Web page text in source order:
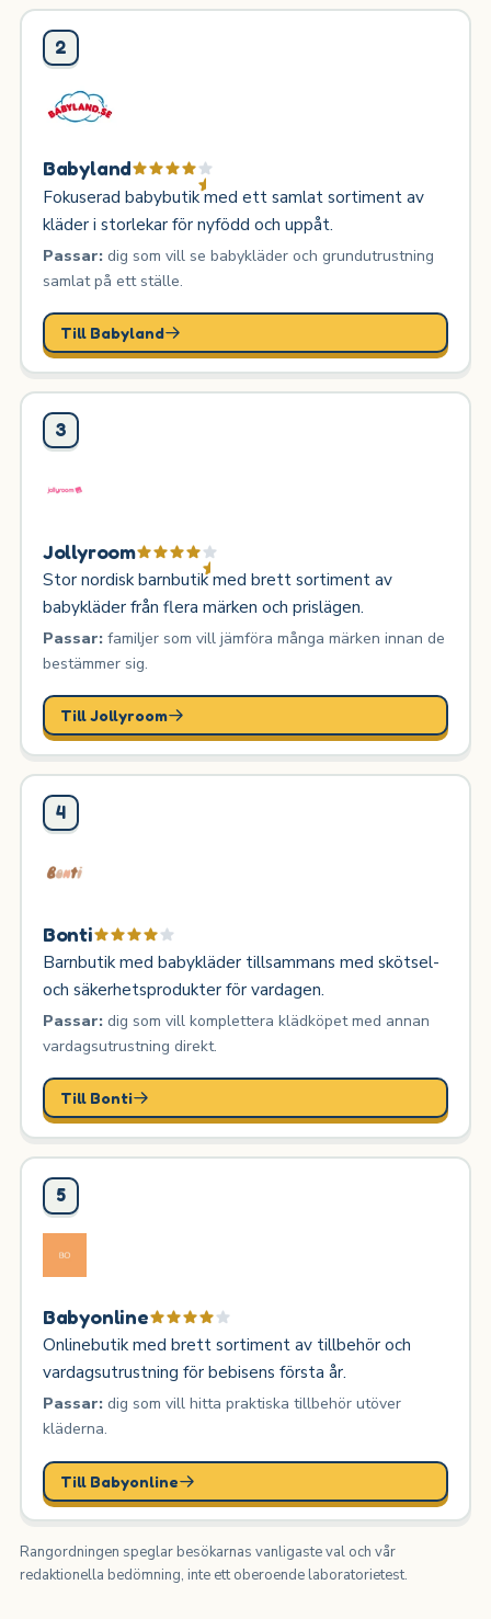
2
Babyland
Fokuserad babybutik med ett samlat sortiment av
kläder i storlekar för nyfödd och uppåt.
Passar:dig som vill se babykläder och grundutrustning
samlat på ett ställe.
Till Babyland
3
Jollyroom
Stor nordisk barnbutik med brett sortiment av
babykläder från flera märken och prislägen.
Passar:familjer som vill jämföra många märken innan de
bestämmer sig.
Till Jollyroom
4
Bonti
Barnbutik med babykläder tillsammans med skötsel-
och säkerhetsprodukter för vardagen.
Passar:dig som vill komplettera klädköpet med annan
vardagsutrustning direkt.
Till Bonti
5
Babyonline
Onlinebutik med brett sortiment av tillbehör och
vardagsutrustning för bebisens första år.
Passar:dig som vill hitta praktiska tillbehör utöver
kläderna.
Till Babyonline
Rangordningen speglar besökarnas vanligaste val och vår
redaktionella bedömning, inte ett oberoende laboratorietest.